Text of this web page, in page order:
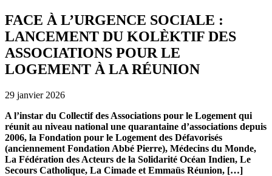
FACE À L’URGENCE SOCIALE :
LANCEMENT DU KOLÈKTIF DES
ASSOCIATIONS POUR LE
LOGEMENT À LA RÉUNION
29 janvier 2026
A l’instar du Collectif des Associations pour le Logement qui
réunit au niveau national une quarantaine d’associations depuis
2006, la Fondation pour le Logement des Défavorisés
(anciennement Fondation Abbé Pierre), Médecins du Monde,
La Fédération des Acteurs de la Solidarité Océan Indien, Le
Secours Catholique, La Cimade et Emmaüs Réunion, […]